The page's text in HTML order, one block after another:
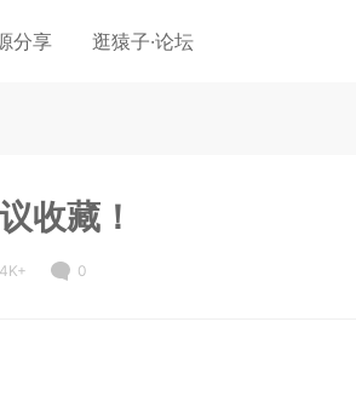
分享 逛猿子·论坛
收藏！
4K+ 0